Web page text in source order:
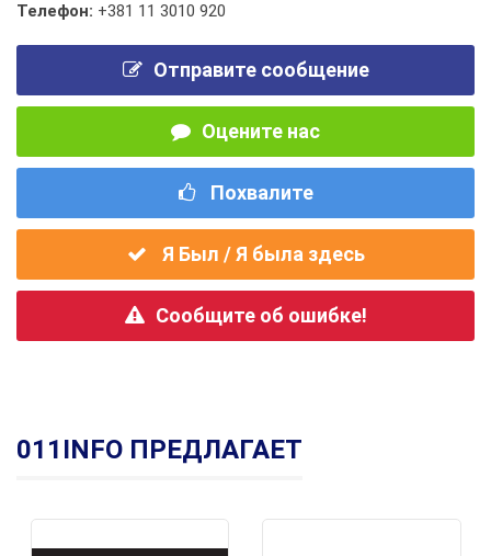
Телефон: +381 11 3010 920
Отправите сообщение
Оцените нас
Похвалите
Я Был / Я была здесь
Сообщите об ошибке!
011INFO ПРЕДЛАГАЕТ